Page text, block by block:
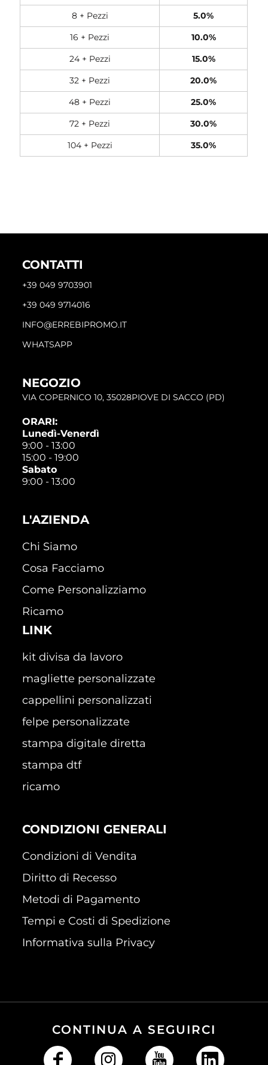
8 + Pezzi
5.0%
16 + Pezzi
10.0%
24 + Pezzi
15.0%
32 + Pezzi
20.0%
48 + Pezzi
25.0%
72 + Pezzi
30.0%
104 + Pezzi
35.0%
CONTATTI
+39 049 9703901
+39 049 9714016
INFO@ERREBIPROMO.IT
WHATSAPP
NEGOZIO
VIA COPERNICO 10, 35028PIOVE DI SACCO (PD)
ORARI:
Lunedì-Venerdì
9:00 - 13:00
15:00 - 19:00
Sabato
9:00 - 13:00
L'AZIENDA
Chi Siamo
Cosa Facciamo
Come Personalizziamo
Ricamo
LINK
kit divisa da lavoro
magliette personalizzate
cappellini personalizzati
felpe personalizzate
stampa digitale diretta
stampa dtf
ricamo
CONDIZIONI GENERALI
Condizioni di Vendita
Diritto di Recesso
Metodi di Pagamento
Tempi e Costi di Spedizione
Informativa sulla Privacy
CONTINUA A SEGUIRCI